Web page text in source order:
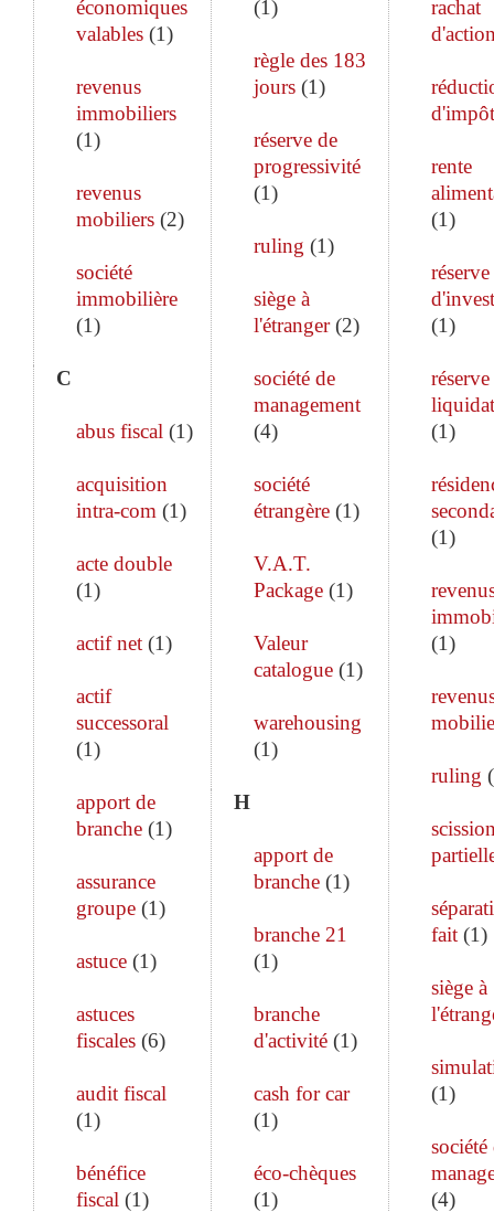
économiques
valables (1)
revenus
immobiliers
(1)
revenus
mobiliers (2)
société
immobilière
(1)
C
abus fiscal (1)
acquisition
intra-com (1)
acte double
(1)
actif net (1)
actif
successoral
(1)
apport de
branche (1)
assurance
groupe (1)
astuce (1)
astuces
fiscales (6)
audit fiscal
(1)
bénéfice
fiscal (1)
(1 )
règle des 183
jours(1)
réserve de
progressivité
(1)
ruling (1)
siège à
l'étranger(2)
société de
management
(4)
société
étrangère(1)
V.A.T.
Package(1)
Valeur
catalogue(1)
warehousing
(1)
H
apport de
branche(1)
branche 21
(1)
branche
d'activité(1)
cash for car
(1)
éco-chèques
(1)
rachat
d'impôt
rente
(1)
réserve
(1)
(1)
(1)
(1)
ruling (
fait(1)
siège à
(1)
société
(4)